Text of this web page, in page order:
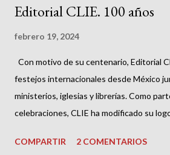
Editorial CLIE. 100 años
febrero 19, 2024
Con motivo de su centenario, Editorial
festejos internacionales desde México
ministerios, iglesias y librerías. Como
celebraciones, CLIE ha modificado su
apologético A las fuentes del
COMPARTIR 2 COMENTARIOS